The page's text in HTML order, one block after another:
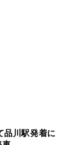
品川駅発着に